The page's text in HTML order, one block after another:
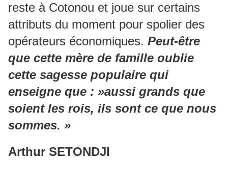
reste à Cotonou et joue sur certains
attributs du moment pour spolier des
opérateurs économiques. Peut-être
que cette mère de famille oublie
cette sagesse populaire qui
enseigne que : »aussi grands que
soient les rois, ils sont ce que nous
sommes. »
Arthur SETONDJI